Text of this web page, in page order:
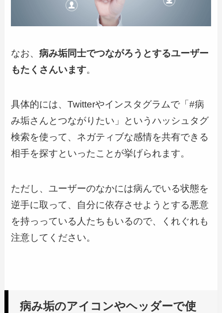
なお、病み垢同士でつながろうとするユーザー
もたくさんいます。
具体的には、Twitterやインスタグラムで「#病
み垢さんとつながりたい」というハッシュタグ
検索を使って、ネガティブな感情を共有できる
相手を探すといったことが挙げられます。
ただし、ユーザーのなかには病んでいる状態を
逆手に取って、自分に依存させようとする悪意
を持っっている人たちもいるので、くれぐれも
注意してください。
病み垢のアイコンやヘッダーで使